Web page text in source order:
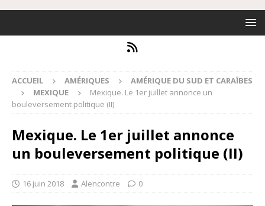
ACCUEIL AMÉRIQUES
AMÉRIQUE DU SUD ET CARAÏBES
MEXIQUE
Mexique. Le 1er juillet annonce un
bouleversement politique (II)
Mexique. Le 1er juillet annonce
un bouleversement politique (II)
16 juin 2018 Alencontre 0